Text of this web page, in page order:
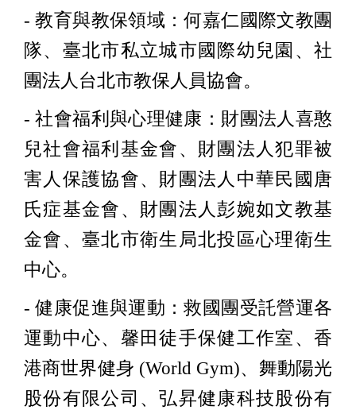
- 教育與教保領域：何嘉仁國際文教團
隊、臺北市私立城市國際幼兒園、社
團法人台北市教保人員協會。
- 社會福利與心理健康：財團法人喜憨
兒社會福利基金會、財團法人犯罪被
害人保護協會、財團法人中華民國唐
氏症基金會、財團法人彭婉如文教基
金會、臺北市衛生局北投區心理衛生
中心。
- 健康促進與運動：救國團受託營運各
運動中心、馨田徒手保健工作室、香
港商世界健身 (World Gym)、舞動陽光
股份有限公司、弘昇健康科技股份有